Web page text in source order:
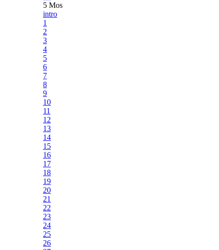
5 Mos
intro
1
2
3
4
5
6
7
8
9
10
11
12
13
14
15
16
17
18
19
20
21
22
23
24
25
26